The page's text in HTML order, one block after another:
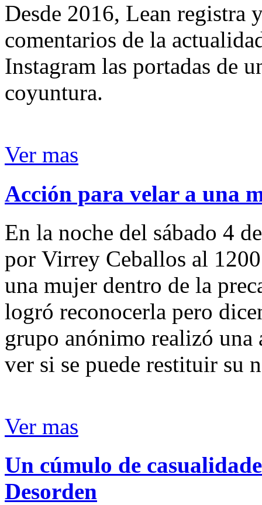
Desde 2016, Lean registra
comentarios de la
Instagram las portadas de
coyuntura.
Ver mas
Acción para velar a una
En la noche del sábado 4
por Virrey Ceballos al
una mujer dentro de la
logró reconocerla pero
grupo anónimo realizó
ver si se puede restituir su
Ver mas
Un cúmulo de
Desorden